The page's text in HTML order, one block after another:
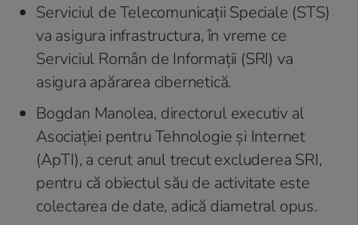
Serviciul de Telecomunicații Speciale (STS)
va asigura infrastructura, în vreme ce
Serviciul Român de Informații (SRI) va
asigura apărarea cibernetică.
Bogdan Manolea, directorul executiv al
Asociației pentru Tehnologie și Internet
(ApTI), a cerut anul trecut excluderea SRI,
pentru că obiectul său de activitate este
colectarea de date, adică diametral opus.